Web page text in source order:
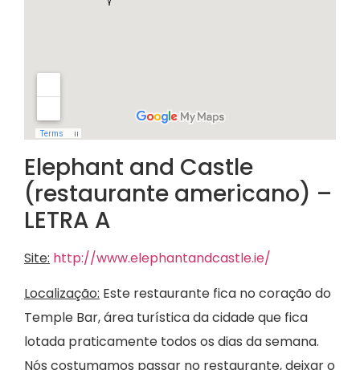
Elephant and Castle
(restaurante americano) –
LETRA A
Site: http://www.elephantandcastle.ie/
Localização: Este restaurante fica no coração do
Temple Bar, área turística da cidade que fica
lotada praticamente todos os dias da semana.
Nós costumamos passar no restaurante, deixar o